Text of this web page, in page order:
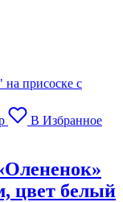
В Избранное
цвет белый